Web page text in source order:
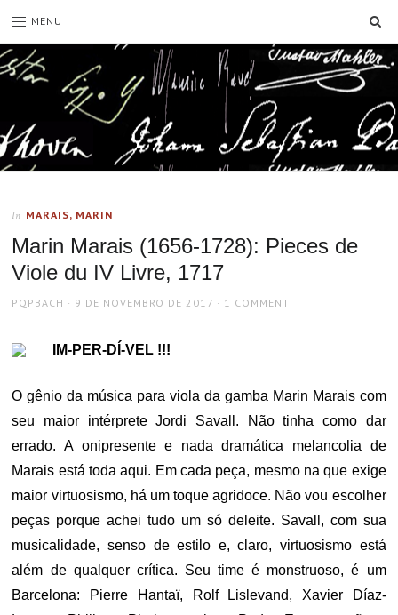
MENU
In MARAIS, MARIN
Marin Marais (1656-1728): Pieces de
Viole du IV Livre, 1717
AUTHOR
PQPBACH
POSTED
9 DE NOVEMBRO DE 2017 1 COMMENT
IM-PER-DÍ-VEL !!!
O gênio da música para viola da gamba Marin Marais com
seu maior intérprete Jordi Savall. Não tinha como dar
errado. A onipresente e nada dramática melancolia de
Marais está toda aqui. Em cada peça, mesmo na que exige
maior virtuosismo, há um toque agridoce. Não vou escolher
peças porque achei tudo um só deleite. Savall, com sua
musicalidade, senso de estilo e, claro, virtuosismo está
além de qualquer crítica. Seu time é monstruoso, é um
Barcelona: Pierre Hantaï, Rolf Lislevand, Xavier Díaz-